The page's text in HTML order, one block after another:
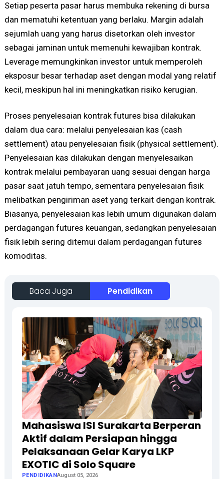
Setiap peserta pasar harus membuka rekening di bursa
dan mematuhi ketentuan yang berlaku. Margin adalah
sejumlah uang yang harus disetorkan oleh investor
sebagai jaminan untuk memenuhi kewajiban kontrak.
Leverage memungkinkan investor untuk memperoleh
eksposur besar terhadap aset dengan modal yang relatif
kecil, meskipun hal ini meningkatkan risiko kerugian.
Proses penyelesaian kontrak futures bisa dilakukan
dalam dua cara: melalui penyelesaian kas (cash
settlement) atau penyelesaian fisik (physical settlement).
Penyelesaian kas dilakukan dengan menyelesaikan
kontrak melalui pembayaran uang sesuai dengan harga
pasar saat jatuh tempo, sementara penyelesaian fisik
melibatkan pengiriman aset yang terkait dengan kontrak.
Biasanya, penyelesaian kas lebih umum digunakan dalam
perdagangan futures keuangan, sedangkan penyelesaian
fisik lebih sering ditemui dalam perdagangan futures
komoditas.
Baca Juga Pendidikan
Mahasiswa ISI Surakarta Berperan
Aktif dalam Persiapan hingga
Pelaksanaan Gelar Karya LKP
EXOTIC di Solo Square
PENDIDIKANAugust 05, 2026